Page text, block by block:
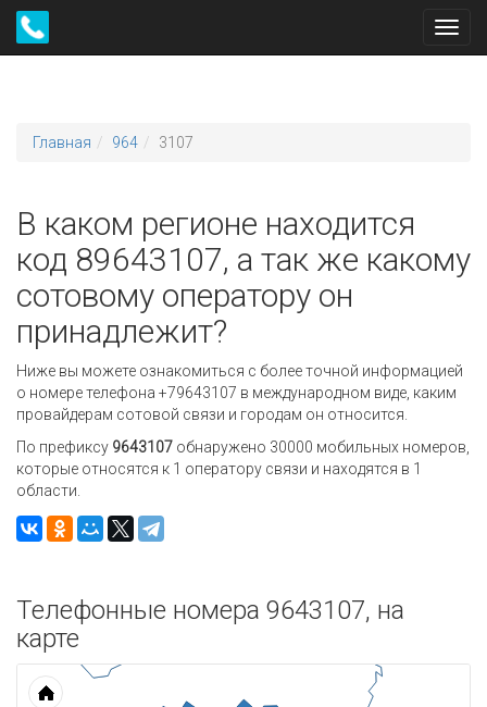
Главная 964 3107
В каком регионе находится
код 89643107, а так же какому
сотовому оператору он
принадлежит?
Ниже вы можете ознакомиться с более точной информацией
о номере телефона +79643107 в международном виде, каким
провайдерам сотовой связи и городам он относится.
По префиксу 9643107 обнаружено 30000 мобильных номеров,
которые относятся к 1 оператору связи и находятся в 1
области.
Телефонные номера 9643107, на
карте